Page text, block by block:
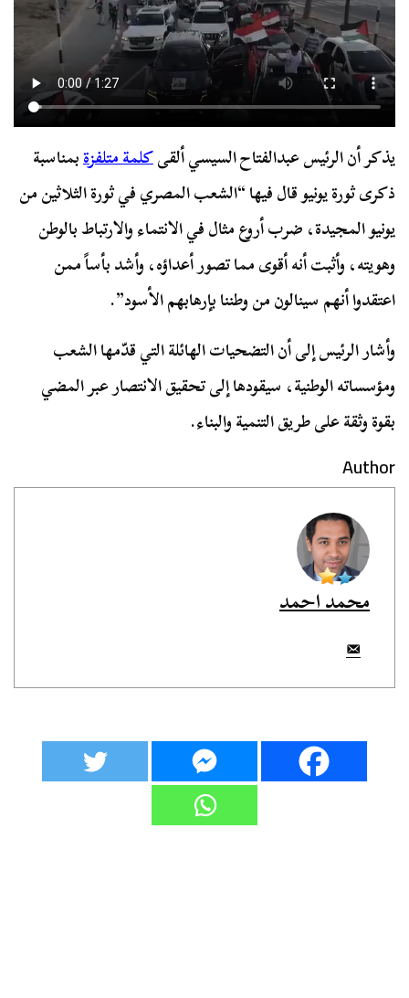
يذكر أن الرئيس عبدالفتاح السيسي ألقىكلمة متلفزةبمناسبة
ذكرى ثورة يونيو قال فيها “الشعب المصري في ثورة الثلاثين من
يونيو المجيدة، ضرب أروع مثال في الانتماء والارتباط بالوطن
وهويته، وأثبت أنه أقوى مما تصور أعداؤه، وأشد بأساً ممن
اعتقدوا أنهم سينالون من وطننا بإرهابهم الأسود”.
وأشار الرئيس إلى أن التضحيات الهائلة التي قدّمها الشعب
ومؤسساته الوطنية، سيقودها إلى تحقيق الانتصار عبر المضي
بقوة وثقة على طريق التنمية والبناء.
Author
محمد احمد